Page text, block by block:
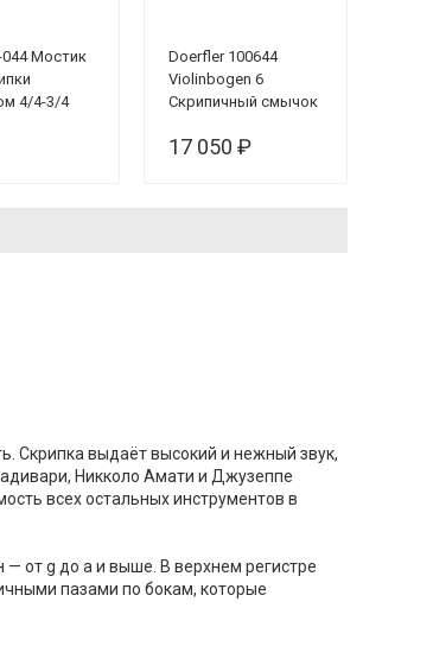
044 Мостик
4/4-3/4
Doerfler 100644
Violinbogen 6
Скрипичный смычок
17 050 ₽
Скрипка выдаёт высокий и нежный звук,
Никколо Амати и Джузеппе
всех остальных инструментов в
— от g до a и выше. В верхнем регистре
пазами по бокам, которые